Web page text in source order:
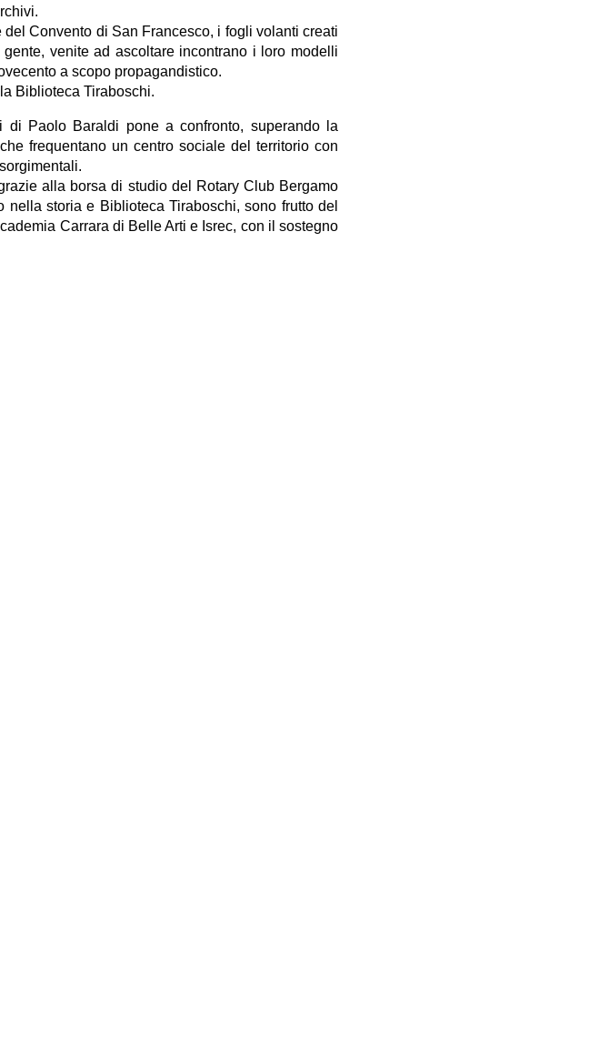
Convento di San Francesco, i fogli volanti creati
venite ad ascoltare incontrano i loro modelli
a scopo propagandistico.
Biblioteca Tiraboschi.
di Paolo Baraldi pone a confronto, superando la
frequentano un centro sociale del territorio con
alla borsa di studio del Rotary Club Bergamo
storia e Biblioteca Tiraboschi, sono frutto del
Carrara di Belle Arti e Isrec, con il sostegno